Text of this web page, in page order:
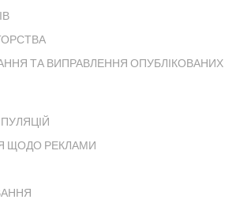
ТА ВИПРАВЛЕННЯ ОПУБЛІКОВАНИХ
ЩОДО РЕКЛАМИ